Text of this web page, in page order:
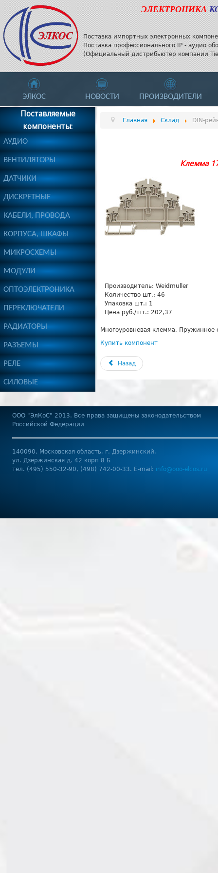
ЭЛЕКТРОНИКА
Поставка импортных электронных
Поставка профессионального IP - аудио
(Официальный дистрибьютер компании
ЭЛКОС НОВОСТИ ПРОИЗВОДИТЕЛИ
Поставляемые
компоненты:
АУДИО
ВЕНТИЛЯТОРЫ
ДАТЧИКИ
ДИСКРЕТНЫЕ
КАБЕЛИ, ПРОВОДА
КОРПУСА, ШКАФЫ
МИКРОСХЕМЫ
МОДУЛИ
ОПТОЭЛЕКТРОНИКА
ПЕРЕКЛЮЧАТЕЛИ
РАДИАТОРЫ
РАЗЪЕМЫ
РЕЛЕ
СИЛОВЫЕ
Главная Склад DIN-
Клемма
Производитель: Weidmuller
Количество шт.: 46
Упаковка шт.: 1
Цена руб./шт.: 202,37
Многоуровневая клемма, Пружинное
Купить компонент
Назад
OOO "ЭлКоС" 2013. Все права защищены законодательством
Российской Федерации
140090, Московская область, г. Дзержинский,
ул. Дзержинская д. 42 корп 8 Б
тел. (495) 550-32-90, (498) 742-00-33. E-mail: info@ooo-elcos.ru